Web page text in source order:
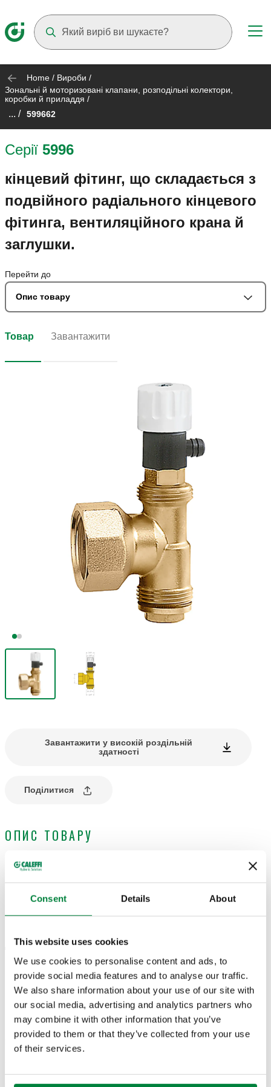
Consent Details About
This website uses cookies
We use cookies to personalise content and ads, to
provide social media features and to analyse our traffic.
We also share information about your use of our site with
our social media, advertising and analytics partners who
may combine it with other information that you’ve
provided to them or that they’ve collected from your use
of their services.
Home / Вироби /
Зональні й моторизовані клапани, розподільні колектори,
коробки й приладдя /
... / 599662
Серії 5996
кінцевий фітинг, що складається з
подвійного радіального кінцевого
фітинга, вентиляційного крана й
заглушки.
Перейти до
Опис товару
Товар Завантажити
Завантажити у високій роздільній
здатності
Поділитися
ОПИС ТОВАРУ
кінцевий фітинг, що складається з подвійного радіального
ТЕХНІЧНІ ХАРАКТЕРИСТИКИ
Діапазон значень температури теплоносія
Максимальний робочий тиск :10 bar
КРЕСЛЕННЯ Й СПЕЦИФІКАЦІЇ
599662 G 1" (ISO 228-1) B.З.